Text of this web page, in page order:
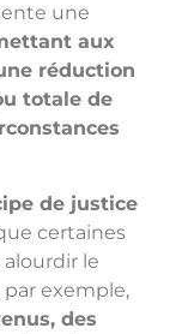
une
aux
réduction
totale de
de justice
certaines
le
exemple,
des